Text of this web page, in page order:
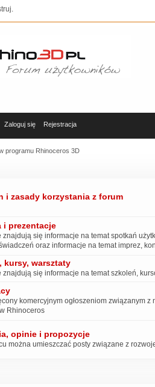
.
Zaloguj się Rejestracja
programu Rhinoceros 3D
i zasady korzystania z forum
i prezentacje
znajdują się informacje na temat spotkań
oraz informacje na temat imprez,
kursy, warsztaty
znajdują się informacje na temat szkoleń,
komercyjnym ogłoszeniom związanym z
Rhinoceros
opinie i propozycje
można umieszczać posty związane z